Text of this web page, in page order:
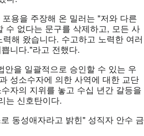
용을 주장해 온 밀러는 "저와 다른
수 없다는 문구를 삭제하고, 모든 사
해 왔습니다. 수고하고 노력한 여러
니다."라고 전했다.
을 일괄적으로 승인할 수 있는 우
성소수자에 의한 사역에 대한 교단
자의 지위를 놓고 수십 년간 갈등을
는 신호탄이다.
동성애자라고 밝힌" 성직자 안수 금